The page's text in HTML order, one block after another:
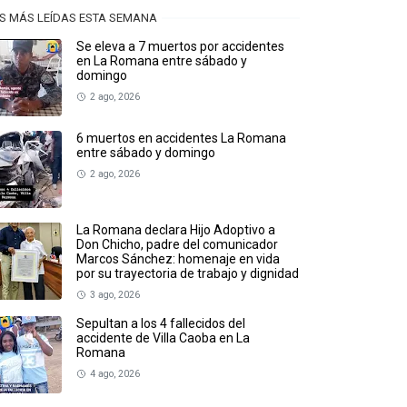
MÁS LEÍDAS ESTA SEMANA
Se eleva a 7 muertos por accidentes
en La Romana entre sábado y
domingo
2 ago, 2026
6 muertos en accidentes La Romana
entre sábado y domingo
2 ago, 2026
La Romana declara Hijo Adoptivo a
Don Chicho, padre del comunicador
Marcos Sánchez: homenaje en vida
por su trayectoria de trabajo y dignidad
3 ago, 2026
Sepultan a los 4 fallecidos del
accidente de Villa Caoba en La
Romana
4 ago, 2026